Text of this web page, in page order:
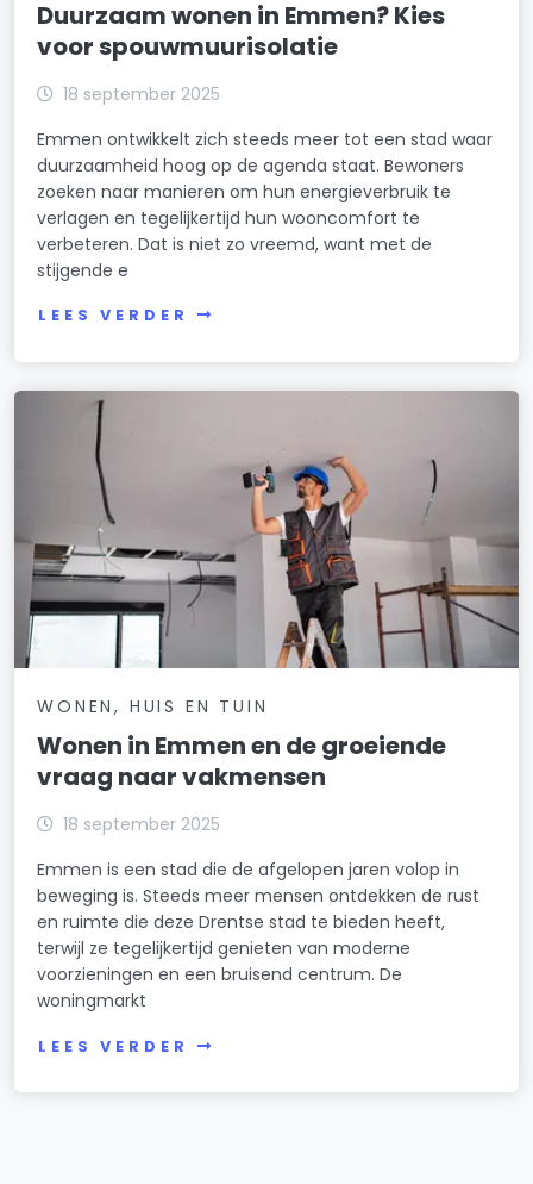
Duurzaam wonen in Emmen? Kies
voor spouwmuurisolatie
18 september 2025
Emmen ontwikkelt zich steeds meer tot een stad waar
duurzaamheid hoog op de agenda staat. Bewoners
zoeken naar manieren om hun energieverbruik te
verlagen en tegelijkertijd hun wooncomfort te
verbeteren. Dat is niet zo vreemd, want met de
stijgende e
LEES VERDER
WONEN, HUIS EN TUIN
Wonen in Emmen en de groeiende
vraag naar vakmensen
18 september 2025
Emmen is een stad die de afgelopen jaren volop in
beweging is. Steeds meer mensen ontdekken de rust
en ruimte die deze Drentse stad te bieden heeft,
terwijl ze tegelijkertijd genieten van moderne
voorzieningen en een bruisend centrum. De
woningmarkt
LEES VERDER